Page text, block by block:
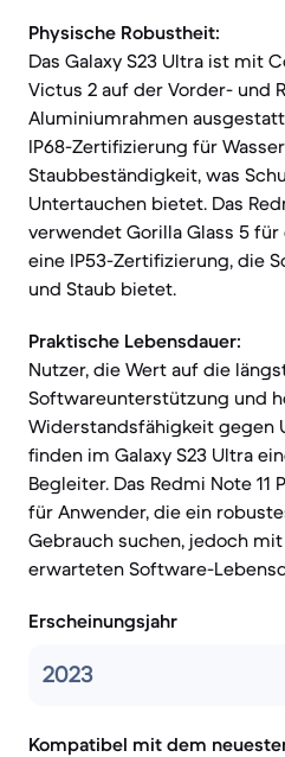
Physische Robustheit:
Das Galaxy S23 Ultra ist mit
Victus 2 auf der Vorder- und
Aluminiumrahmen
IP68-Zertifizierung für
Staubbeständigkeit, was
Untertauchen bietet. Das
verwendet Gorilla Glass 5
eine IP53-Zertifizierung, die
und Staub bietet.
Praktische Lebensdauer:
Nutzer, die Wert auf die
Softwareunterstützung und
Widerstandsfähigkeit gegen
finden im Galaxy S23 Ultra
Begleiter. Das Redmi Note 11
für Anwender, die ein
Gebrauch suchen, jedoch
erwarteten Software-
Erscheinungsjahr
2023
Kompatibel mit dem